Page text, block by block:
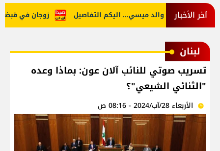
آخر الأخبار زوجان في قبضة وفاة والد ميسي... اليكم التفاصيل
لبنان
تسريب صوتي للنائب آلان عون: بماذا وعده
"الثنائي الشيعي"؟
الأربعاء 28/آب/2024 - 08:16 ص